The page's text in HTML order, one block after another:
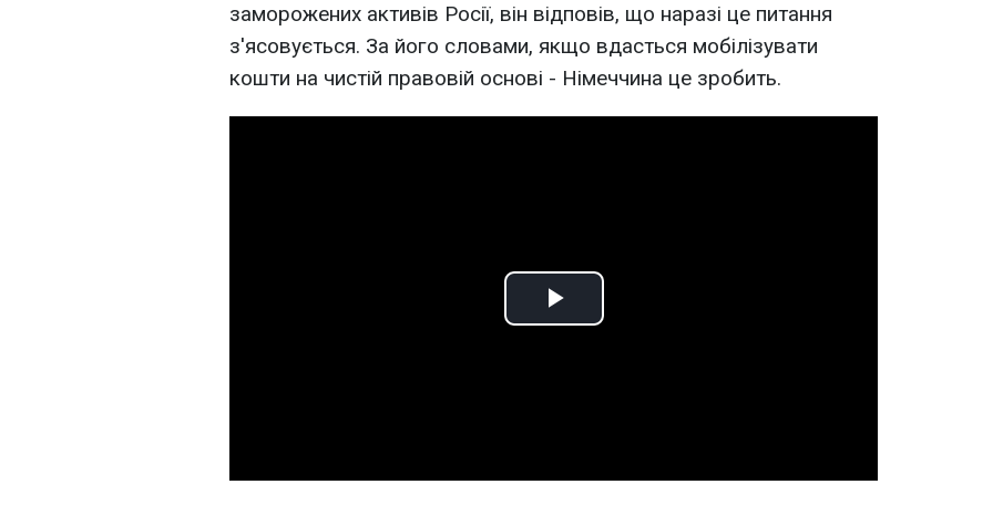
заморожених активів Росії, він відповів, що наразі це питання
з'ясовується. За його словами, якщо вдасться мобілізувати
кошти на чистій правовій основі - Німеччина це зробить.
Play